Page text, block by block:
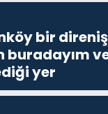
bir
buradayım
yer